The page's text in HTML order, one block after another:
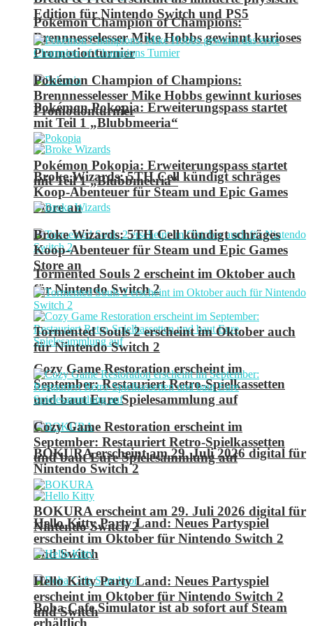
Pokémon Champion of Champions:
Brennnesselesser Mike Hobbs gewinnt kurioses
Promotionturnier
Pokémon Pokopia: Erweiterungspass startet
mit Teil 1 „Blubbmeeria“
Broke Wizards: 5TH Cell kündigt schräges
Koop-Abenteuer für Steam und Epic Games
Store an
Tormented Souls 2 erscheint im Oktober auch
für Nintendo Switch 2
Cozy Game Restoration erscheint im
September: Restauriert Retro-Spielkassetten
und baut Eure Spielesammlung auf
BOKURA erscheint am 29. Juli 2026 digital für
Nintendo Switch 2
Hello Kitty Party Land: Neues Partyspiel
erscheint im Oktober für Nintendo Switch 2
und Switch
Boba Cafe Simulator ist ab sofort auf Steam
erhältlich
Edition für Nintendo Switch und PS5
Pokémon Champion of Champions:
Brennnesselesser Mike Hobbs gewinnt kurioses
Promotionturnier
Pokémon Pokopia: Erweiterungspass startet
mit Teil 1 „Blubbmeeria“
Broke Wizards: 5TH Cell kündigt schräges
Koop-Abenteuer für Steam und Epic Games
Store an
Tormented Souls 2 erscheint im Oktober auch
für Nintendo Switch 2
Cozy Game Restoration erscheint im
September: Restauriert Retro-Spielkassetten
und baut Eure Spielesammlung auf
BOKURA erscheint am 29. Juli 2026 digital für
Nintendo Switch 2
Hello Kitty Party Land: Neues Partyspiel
erscheint im Oktober für Nintendo Switch 2
und Switch